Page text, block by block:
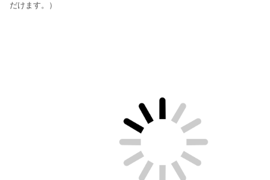
だけます。）